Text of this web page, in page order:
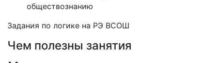
обществознанию
Задания по логике на РЭ ВСОШ
Чем полезны занятия